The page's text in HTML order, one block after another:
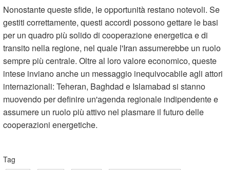
Nonostante queste sfide, le opportunità restano notevoli. Se
gestiti correttamente, questi accordi possono gettare le basi
per un quadro più solido di cooperazione energetica e di
transito nella regione, nel quale l'Iran assumerebbe un ruolo
sempre più centrale. Oltre al loro valore economico, queste
intese inviano anche un messaggio inequivocabile agli attori
internazionali: Teheran, Baghdad e Islamabad si stanno
muovendo per definire un'agenda regionale indipendente e
assumere un ruolo più attivo nel plasmare il futuro delle
cooperazioni energetiche.
Tag